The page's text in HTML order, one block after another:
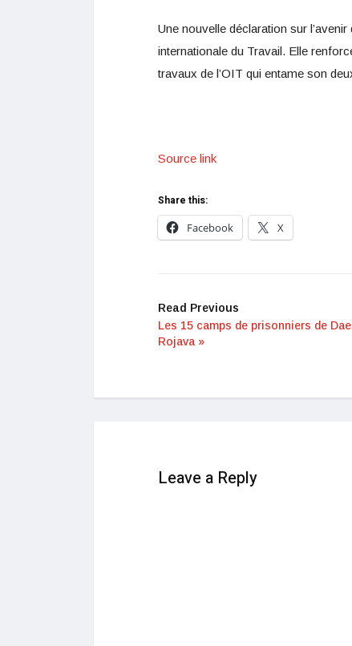
Une nouvelle déclaration sur
internationale du Travail. Elle
travaux de l’OIT qui entame son
Source link
Share this:
Facebook
X
Read Previous
Les 15 camps de prisonniers de
Rojava »
Leave a Reply